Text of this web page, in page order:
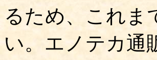
るため、これま
い。エノテカ通